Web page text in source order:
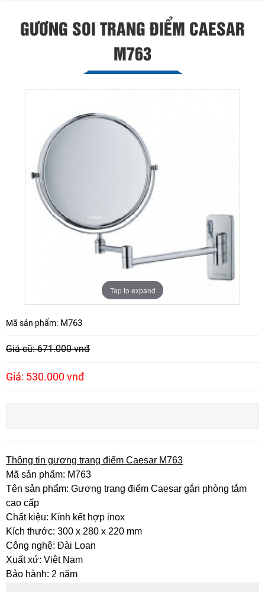
GƯƠNG SOI TRANG ĐIỂM CAESAR
M763
Tap to expand
Mã sản phẩm: M763
Giá cũ: 671.000 vnđ
Giá: 530.000 vnđ
Thông tin gương trang điểm Caesar M763
Mã sản phẩm: M763
Tên sản phẩm: Gương trang điểm Caesar gắn phòng tắm
cao cấp
Chất kiệu: Kính kết hợp inox
Kích thước: 300 x 280 x 220 mm
Công nghệ: Đài Loan
Xuất xứ: Việt Nam
Bảo hành: 2 năm